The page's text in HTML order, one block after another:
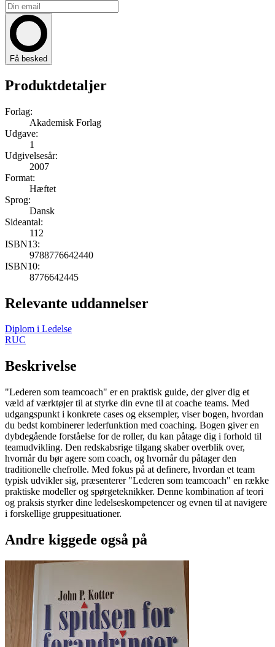
Få besked
Produktdetaljer
Forlag:
Akademisk Forlag
Udgave:
1
Udgivelsesår:
2007
Format:
Hæftet
Sprog:
Dansk
Sideantal:
112
ISBN13:
9788776642440
ISBN10:
8776642445
Relevante uddannelser
Diplom i Ledelse
RUC
Beskrivelse
"Lederen som teamcoach" er en praktisk guide, der giver dig et
væld af værktøjer til at styrke din evne til at coache teams. Med
udgangspunkt i konkrete cases og eksempler, viser bogen, hvordan
du bedst kombinerer lederfunktion med coaching. Bogen giver en
dybdegående forståelse for de roller, du kan påtage dig i forhold til
teamudvikling. Den redskabsrige tilgang skaber overblik over,
hvornår du bør agere som coach, og hvornår du påtager den
traditionelle chefrolle. Med fokus på at definere, hvordan et team
typisk udvikler sig, præsenterer "Lederen som teamcoach" en række
praktiske modeller og spørgeteknikker. Denne kombination af teori
og praksis styrker dine ledelseskompetencer og evnen til at navigere
i forskellige gruppesituationer.
Andre kiggede også på